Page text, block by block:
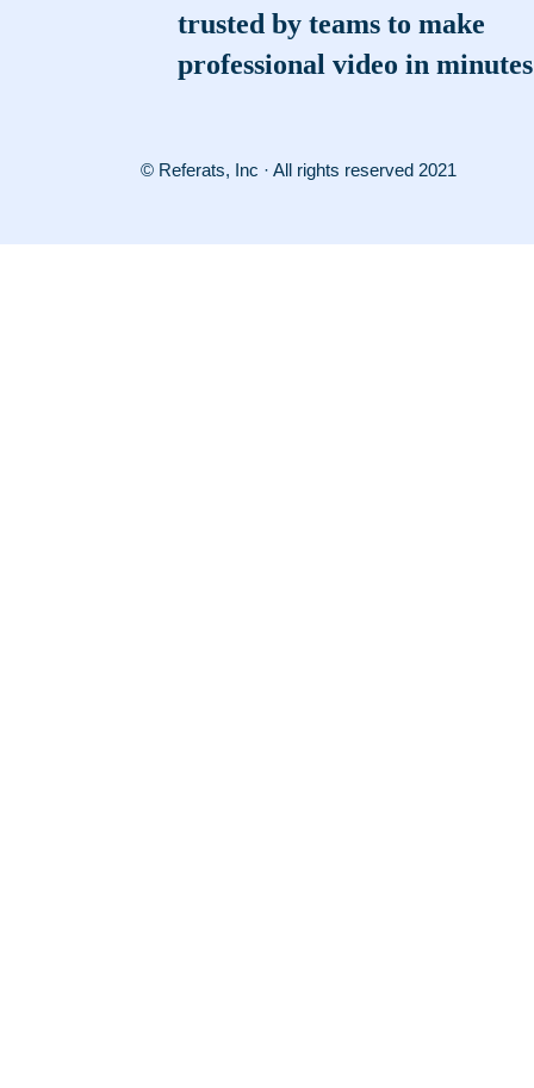
trusted by teams to make
professional video in minutes
© Referats, Inc · All rights reserved 2021